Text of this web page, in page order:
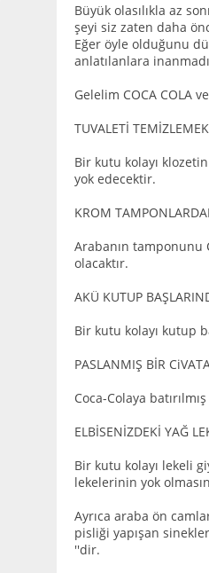
Büyük olasılıkla az
şeyi siz zaten daha
Eğer öyle olduğunu
anlatılanlara
Gelelim COCA COLA
TUVALETİ
Bir kutu kolayı
yok edecektir.
KROM
Arabanın tamponunu
olacaktır.
AKÜ KUTUP
Bir kutu kolayı kutup
PASLANMIŞ BİR
Coca-Colaya
ELBİSENİZDEKİ YAĞ
Bir kutu kolayı lekeli
lekelerinin yok
Ayrıca araba ön
pisliği yapışan
''dir.